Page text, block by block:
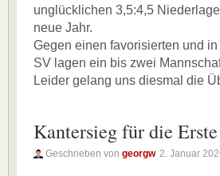
unglücklichen 3,5:4,5
neue Jahr.
Gegen einen favorisierten und
SV lagen ein bis zwei
Leider gelang uns diesmal die
Kantersieg für die Erste
Geschrieben von georgw 2. Januar